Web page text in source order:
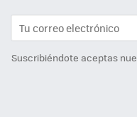
Suscribiéndote aceptas